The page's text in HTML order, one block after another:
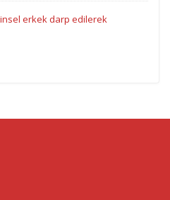
erkek darp edilerek